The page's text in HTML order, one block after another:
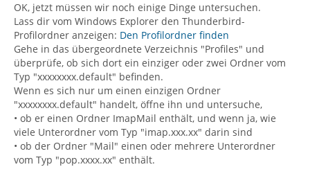
OK, jetzt müssen wir noch einige Dinge untersuchen.
Lass dir vom Windows Explorer den Thunderbird-
Profilordner anzeigen: Den Profilordner finden
Gehe in das übergeordnete Verzeichnis "Profiles" und
überprüfe, ob sich dort ein einziger oder zwei Ordner vom
Typ "xxxxxxxx.default" befinden.
Wenn es sich nur um einen einzigen Ordner
"xxxxxxxx.default" handelt, öffne ihn und untersuche,
• ob er einen Ordner ImapMail enthält, und wenn ja, wie
viele Unterordner vom Typ "imap.xxx.xx" darin sind
• ob der Ordner "Mail" einen oder mehrere Unterordner
vom Typ "pop.xxxx.xx" enthält.